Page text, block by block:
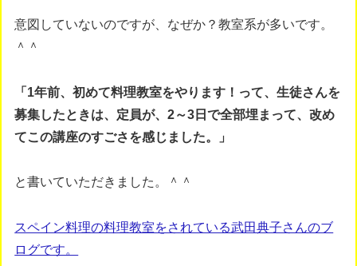
意図していないのですが、なぜか？教室系が多いです。
＾＾
「1年前、初めて料理教室をやります！って、生徒さんを
募集したときは、定員が、2～3日で全部埋まって、改め
てこの講座のすごさを感じました。」
と書いていただきました。＾＾
スペイン料理の料理教室をされている武田典子さんのブ
ログです。